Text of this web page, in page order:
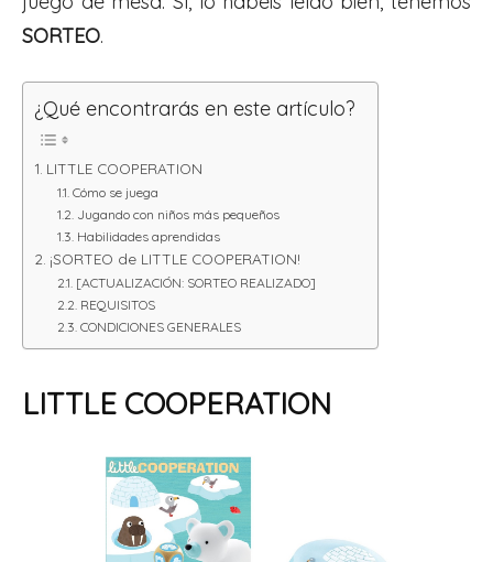
SORTEO.
¿Qué encontrarás en este artículo?
LITTLE COOPERATION
Cómo se juega
Jugando con niños más pequeños
Habilidades aprendidas
¡SORTEO de LITTLE COOPERATION!
[ACTUALIZACIÓN: SORTEO REALIZADO]
REQUISITOS
CONDICIONES GENERALES
LITTLE COOPERATION